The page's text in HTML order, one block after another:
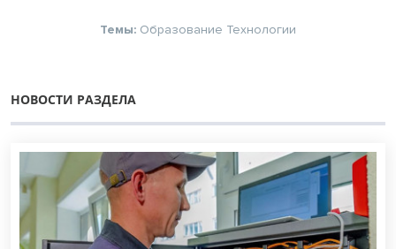
Темы: Образование Технологии
НОВОСТИ РАЗДЕЛА